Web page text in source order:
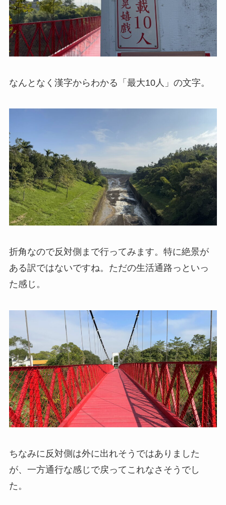
なんとなく漢字からわかる「最大10人」の文字。
折角なので反対側まで行ってみます。特に絶景が
ある訳ではないですね。ただの生活通路っといっ
た感じ。
ちなみに反対側は外に出れそうではありました
が、一方通行な感じで戻ってこれなさそうでし
た。